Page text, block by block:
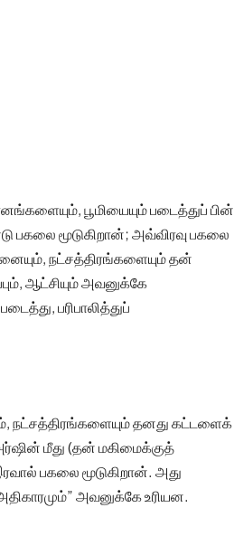
பூமியையும் படைத்துப் பின்
மூடுகிறான்; அவ்விரவு பகலை
நட்சத்திரங்களையும் தன்
ஆட்சியும் அவனுக்கே
பரிபாலித்துப்
நட்சத்திரங்களையும் தனது கட்டளைக்
மீது (தன் மகிமைக்குத்
பகலை மூடுகிறான். அது
அவனுக்கே உரியன.